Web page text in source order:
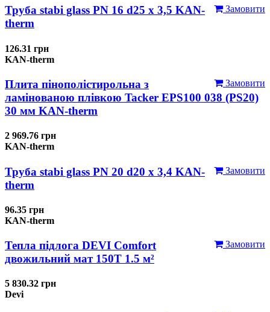
Замовити
Труба stabi glass PN 16 d25 х 3,5 KAN-
therm
126.31 грн
KAN-therm
Замовити
Плита пінополістирольна з
ламінованою плівкою Tacker EPS100 038 (PS20)
30 мм KAN-therm
2 969.76 грн
KAN-therm
Замовити
Труба stabi glass PN 20 d20 х 3,4 KAN-
therm
96.35 грн
KAN-therm
Замовити
Тепла підлога DEVI Comfort
двожильний мат 150T 1.5 м²
5 830.32 грн
Devi